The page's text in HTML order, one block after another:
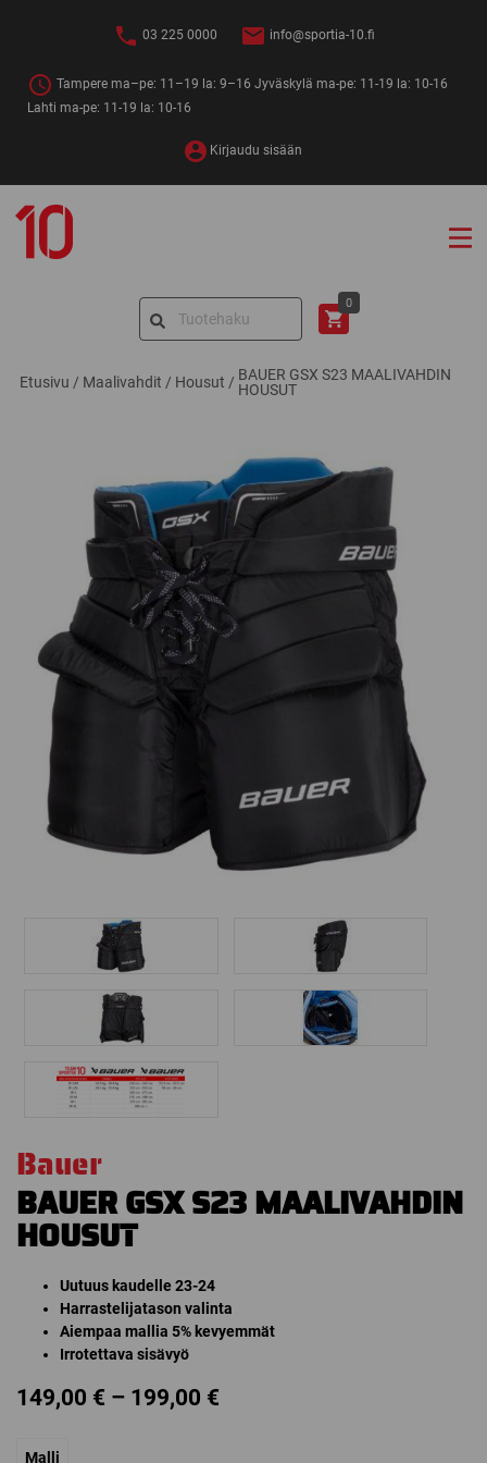
03 225 0000 info@sportia-10.fi
Tampere ma–pe: 11–19 la: 9–16 Jyväskylä ma-pe: 11-19 la: 10-16
Lahti ma-pe: 11-19 la: 10-16
Kirjaudu sisään
10
Search
0
Etusivu / Maalivahdit / Housut / BAUER GSX S23 MAALIVAHDIN
HOUSUT
Bauer
BAUER GSX S23 MAALIVAHDIN
HOUSUT
Uutuus kaudelle 23-24
Harrastelijatason valinta
Aiempaa mallia 5% kevyemmät
Irrotettava sisävyö
149,00 € – 199,00 €
Malli